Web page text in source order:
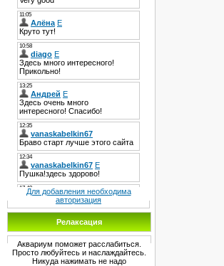
Для добавления необходима
авторизация
Релаксация
Аквариум поможет расслабиться.
Просто любуйтесь и наслаждайтесь.
Никуда нажимать не надо